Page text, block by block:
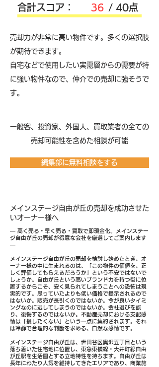
​合計スコア： 36 / 40点
売却力が非常に高い物件です。多くの選択肢
が期待できます。
自宅などで使用したい実需層からの需要が特
に強い物件なので、仲介での売却に強そうで
す。
​一般客、投資家、外国人、買取業者の全ての
売却可能性を含めた相談が可能
編集部に無料相談をする
メインステージ自由が丘の売却を成功させた
いオーナー様へ
― 高く売る・早く売る・買取で即現金化。メインステー
ジ自由が丘の売却が得意な会社を厳選してご案内します
―
メインステージ自由が丘の売却を検討し始めたとき、オ
ーナー様の中に生まれるのは、「この物件の価値を、正
しく評価してもらえるだろうか」という不安ではないで
しょうか。自由が丘という高いブランド力を持つ街に位
置するからこそ、安く見られてしまうことへの恐怖は現
実的です。思っていたよりも低い価格で提示されるので
はないか。販売が長引くのではないか。今が良いタイミ
ングなのに逃してしまうのではないか。会社選びを誤
り、後悔するのではないか。不動産売却における支配感
情は「損したくない」という一点に集約されます。それ
は冷静で合理的な判断を求める、自然な感情です。
メインステージ自由が丘は、世田谷区奥沢五丁目という
落ち着いた住宅地に位置し、東急東横線・大井町線自由
が丘駅を生活圏とする立地特性を持ちます。自由が丘は
長年にわたり人気を維持してきたエリアであり、商業施